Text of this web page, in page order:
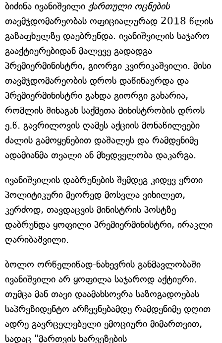
ბიძინა ივანიშვილი ქართული ოცნების
თავმჯდომარეობას ოფიციალურად 2018 წლის
გაზაფხულზე დაუბრუნდა. ივანიშვილის საჯარო
გააქტიურებიდან მალევე გადადგა
პრემიერმინისტრი, გიორგი კვირიკაშვილი. მისი
თავმჯდომარეობის დროს დაწინაურდა და
პრემიერმინისტრი გახდა გიორგი გახარია,
რომლის შინაგან საქმეთა მინისტრობის დროს
ე.წ. გავრილოვის ღამეს აქციის მონაწილეები
ძალის გამოყენებით დაშალეს და რამდენიმე
ადამიანმა თვალი ან მხედველობა დაკარგა.
ივანიშვილის დაბრუნების შემდეგ კიდევ ერთი
პოლიტიკური მეორედ მოსვლა ვიხილეთ,
კერძოდ, თავდაცვის მინისტრის პოსტზე
დაბრუნდა ყოფილი პრემიერმინისტრი, ირაკლი
ღარიბაშვილი.
ბოლო ორწელიწად-ნახევრის განმავლობაში
ივანიშვილი არ ყოფილა საჯაროდ აქტიური.
თუმცა მან თავი დაამახსოვრა საზოგადოებას
საპრეზიდენტო არჩევნებამდე რამდენიმე დღით
ადრე გავრცელებული ემოციური მიმართვით,
სადაც "მართვის ხარვეზების